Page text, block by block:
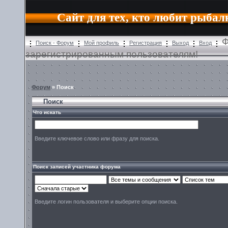
Сайт для тех, кто любит
Поиск - Форум Мой профиль Регистрация Выход Вход
зарегистрированным пользователям!
Форум» Поиск
Поиск
Что искать
Введите ключевое слово или фразу для поиска.
Поиск записей участника форума
Введите логин пользователя и выберите опции поиска.